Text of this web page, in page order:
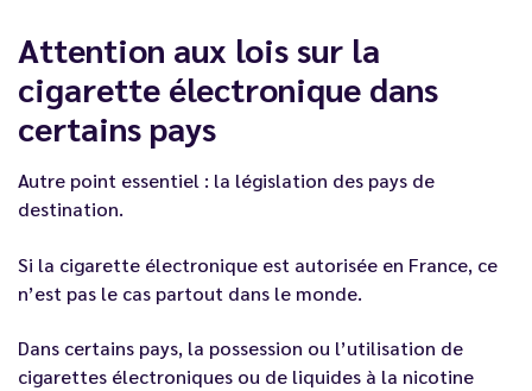
Attention aux lois sur la
cigarette électronique dans
certains pays
Autre point essentiel : la législation des pays de
destination.
Si la cigarette électronique est autorisée en France, ce
n’est pas le cas partout dans le monde.
Dans certains pays, la possession ou l’utilisation de
cigarettes électroniques ou de liquides à la nicotine